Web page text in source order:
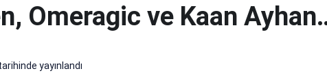
Omeragic ve Kaan
yayınlandı